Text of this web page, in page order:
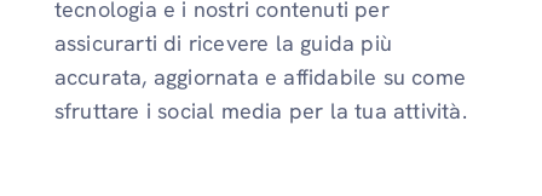
tecnologia e i nostri contenuti per
assicurarti di ricevere la guida più
accurata, aggiornata e affidabile su come
sfruttare i social media per la tua attività.